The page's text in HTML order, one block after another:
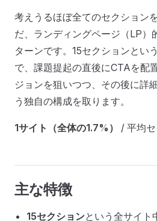
考えうるほぼ全てのセクション
だ、ランディングページ（LP）
ターンです。15セクションとい
で、課題提起の直後にCTAを配
ジョンを狙いつつ、その後に詳
う独自の構成を取ります。
1サイト（全体の1.7%） / 平均
主な特徴
15セクションという全サイト